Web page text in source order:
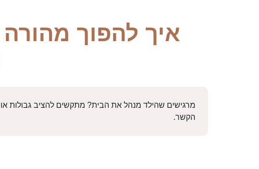
איך להפוך
מרגישים שהילד מנהל את הבית? מתקשים להציב גבולות
הקשר.